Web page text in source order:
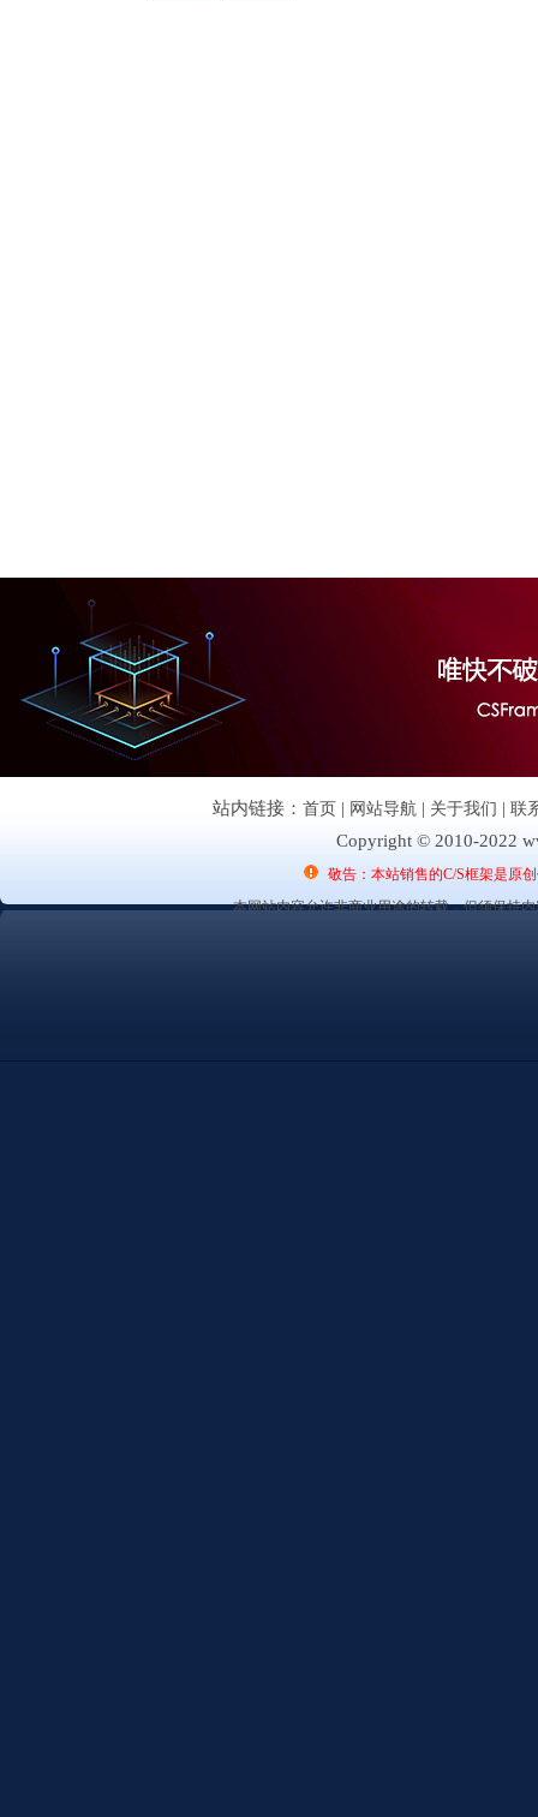
站内链接： 首页 | 网站导航 | 关于我们 | 联
Copyright © 2010-2022
敬告：本站销售的C/S框架是原
本网站内容允许非商业用途的转载，但须保持